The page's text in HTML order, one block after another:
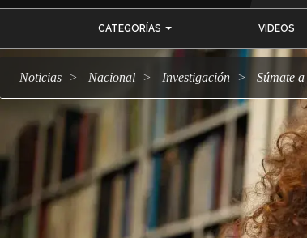
CATEGORÍAS VIDEOS
Noticias Nacional Investigación Súmate